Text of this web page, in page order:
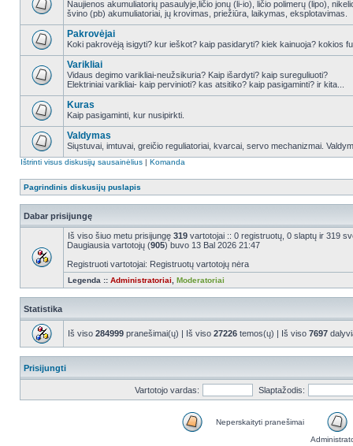
Naujienos akumuliatorių pasaulyje,ličio jonų (li-io), ličio polimerų (lipo),
švino (pb) akumuliatoriai, jų krovimas, priežiūra, laikymas, eksplotavimas.
Pakrovėjai
Koki pakrovėją isigyti? kur ieškot? kaip pasidaryti? kiek kainuoja? kokios
Varikliai
Vidaus degimo varikliai-neužsikuria? Kaip išardyti? kaip sureguliuoti?
Elektriniai varikliai- kaip pervinioti? kas atsitiko? kaip pasigaminti? ir kita...
Kuras
Kaip pasigaminti, kur nusipirkti.
Valdymas
Siųstuvai, imtuvai, greičio reguliatoriai, kvarcai, servo mechanizmai.
Ištrinti visus diskusijų sausainėlius | Komanda
Pagrindinis diskusijų puslapis
Dabar prisijungę
Iš viso šiuo metu prisijungę 319 vartotojai :: 0 registruotų, 0 slaptų ir 319
Daugiausia vartotojų (905) buvo 13 Bal 2026 21:47
Registruoti vartotojai: Registruotų vartotojų nėra
Legenda :: Administratoriai Moderatoriai
Statistika
Iš viso 284999 pranešimai(ų) | Iš viso 27226 temos(ų) | Iš viso 7697
Prisijungti
Vartotojo vardas: Slaptažodis:
Neperskaityti pranešimai